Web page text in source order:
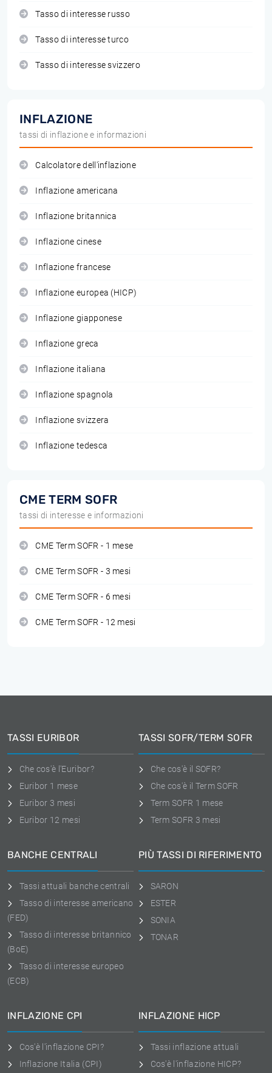
Tasso di interesse russo
Tasso di interesse turco
Tasso di interesse svizzero
INFLAZIONE
tassi di inflazione e informazioni
Calcolatore dell'inflazione
Inflazione americana
Inflazione britannica
Inflazione cinese
Inflazione francese
Inflazione europea (HICP)
Inflazione giapponese
Inflazione greca
Inflazione italiana
Inflazione spagnola
Inflazione svizzera
Inflazione tedesca
CME TERM SOFR
tassi di interesse e informazioni
CME Term SOFR - 1 mese
CME Term SOFR - 3 mesi
CME Term SOFR - 6 mesi
CME Term SOFR - 12 mesi
TASSI EURIBOR
Che cos'è l'Euribor?
Euribor 1 mese
Euribor 3 mesi
Euribor 12 mesi
TASSI SOFR/TERM SOFR
Che cos'è il SOFR?
Che cos'è il Term SOFR
Term SOFR 1 mese
Term SOFR 3 mesi
BANCHE CENTRALI
Tassi attuali banche centrali
Tasso di interesse americano
(FED)
Tasso di interesse britannico
(BoE)
Tasso di interesse europeo
(ECB)
PIÙ TASSI DI RIFERIMENTO
SARON
ESTER
SONIA
TONAR
INFLAZIONE CPI
Cos'è l'inflazione CPI?
Inflazione Italia (CPI)
INFLAZIONE HICP
Tassi inflazione attuali
Cos'è l'inflazione HICP?